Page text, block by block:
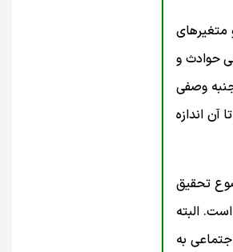
متغیرهای
حوادث و
وصفی
آن اندازه
تحقیق
البته
به